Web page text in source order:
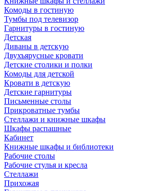
Комоды в гостиную
Тумбы под телевизор
Гарнитуры в гостиную
Детская
Диваны в детскую
Двухъярусные кровати
Детские столики и полки
Комоды для детской
Кровати в детскую
Детские гарнитуры
Письменные столы
Прикроватные тумбы
Стеллажи и книжные шкафы
Шкафы распашные
Кабинет
Книжные шкафы и библиотеки
Рабочие столы
Рабочие стулья и кресла
Стеллажи
Прихожая